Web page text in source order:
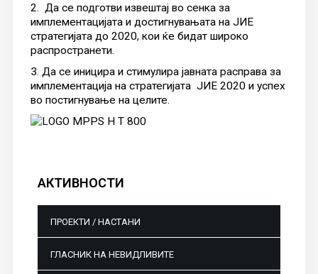
2. Да се подготви извештај во сенка за
имплементацијата и достигнувањата на ЈИЕ
стратегијата до 2020, кои ќе бидат широко
распространети.
3. Да се ​​иницира и стимулира јавната расправа за
имплементација на стратегијата ЈИЕ 2020 и успех
во постигнување на целите.
АКТИВНОСТИ
ПРОЕКТИ / НАСТАНИ
ГЛАСНИК НА НЕВИДЛИВИТЕ